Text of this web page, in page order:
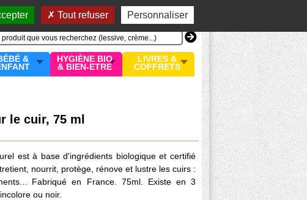
Tout refuser Personnaliser
Mon compte
MON PANIER
0 article
&
HYGIÈNE BIO
& BIEN-ETRE
LIVRES &
COFFRETS
le cuir, 75 ml
est à base d'ingrédients biologique et certifié
nourrit, protège, rénove et lustre les cuirs :
Fabriqué en France. 75ml. Existe en 3
ou noir.